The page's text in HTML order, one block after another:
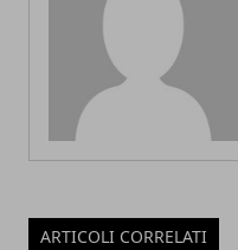
ARTICOLI CORRELATI